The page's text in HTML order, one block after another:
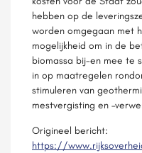
hebben op de
worden omgegaan met
mogelijkheid om in de
biomassa bij-en mee te
in op maatregelen
stimuleren van
mestvergisting en
Origineel bericht:
https://